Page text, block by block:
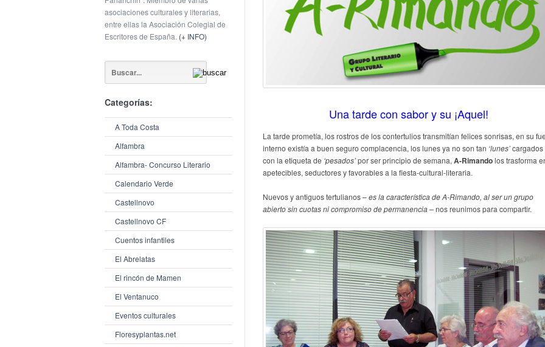
asociaciones culturales y literarias,
entre ellas la Asociación Colegial de
Escritores de España. (+ INFO)
Categorías:
A Toda Costa
Alfambra
Alfambra- Concurso Literario
Calendario Verde
Castellnovo
Castellnovo CF
Cuentos infantiles
El Abrelatas
El rincón de Mamen
El Ventanuco
Eventos culturales
Floresyplantas.net
Una tarde con sabor y su ¡Aquel!
La tarde prometía, los rostros de los contertulios transmitían felices sonrisas, en su
interno existía a buen seguro complacencia, los lunes ya no son tan ‘lunes’cargados
con la etiqueta de ‘pesados’por ser principio de semana, A-Rimandolos trasforma
apetecibles, seductores y favorables a la fiesta-cultural-literaria.
Nuevos y antiguos tertulianos –es la característica de A-Rimando, al ser un grupo
abierto sin cuotas ni compromiso de permanencia –nos reunimos para compartir.